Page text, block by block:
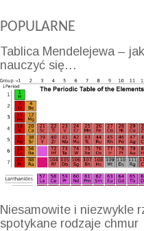
POPULARNE
Tablica Mendelejewa –
nauczyć się…
Niesamowite i niezwykle
spotykane rodzaje chmur